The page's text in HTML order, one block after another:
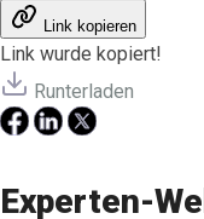
Link kopieren
Link wurde kopiert!
Runterladen
Experten-